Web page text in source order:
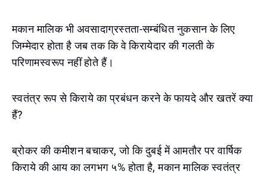
मकान मालिक भी अवसादाग्रस्तता-सम्बंधित नुकसान के लिए
जिम्मेदार होता है जब तक कि वे किरायेदार की गलती के
परिणामस्वरूप नहीं होते हैं।
स्वतंत्र रूप से किराये का प्रबंधन करने के फायदे और खतरें क्या
हैं?
ब्रोकर की कमीशन बचाकर, जो कि दुबई में आमतौर पर वार्षिक
किराये की आय का लगभग ५% होता है, मकान मालिक स्वतंत्र